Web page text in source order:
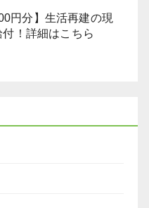
円分】生活再建の現
！詳細はこちら